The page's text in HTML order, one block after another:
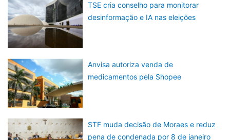
TSE cria conselho para monitorar
desinformação e IA nas eleições
Anvisa autoriza venda de
medicamentos pela Shopee
STF muda decisão de Moraes e reduz
pena de condenada por 8 de janeiro